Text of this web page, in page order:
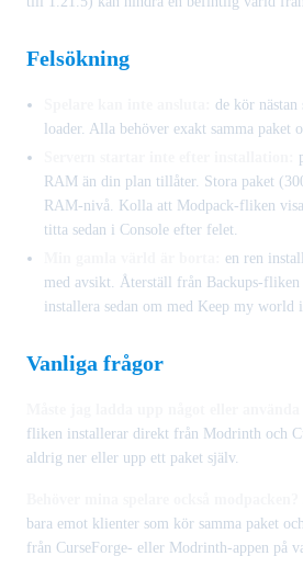
Felsökning
de kör
loader. Alla behöver exakt samma paket
RAM än din plan tillåter. Stora paket
RAM-nivå. Kolla att Modpack-fliken
titta sedan i Console efter felet.
en ren
med avsikt. Återställ från Backups-
installera sedan om med Keep my world
Vanliga frågor
fliken installerar direkt från Modrinth och
aldrig ner eller upp ett paket själv.
bara emot klienter som kör samma paket
från CurseForge- eller Modrinth-appen på